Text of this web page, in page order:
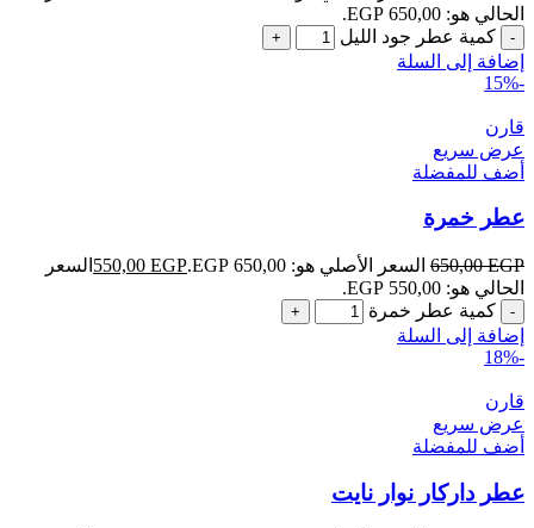
الحالي هو: 650,00 EGP.
كمية عطر جود الليل
إضافة إلى السلة
-15%
قارن
عرض سريع
أضف للمفضلة
عطر خمرة
650,00EGP السعر الأصلي هو: 650,00 EGP. 550,00 EGP
السعر
الحالي هو: 550,00 EGP.
كمية عطر خمرة
إضافة إلى السلة
-18%
قارن
عرض سريع
أضف للمفضلة
عطر داركار نوار نايت